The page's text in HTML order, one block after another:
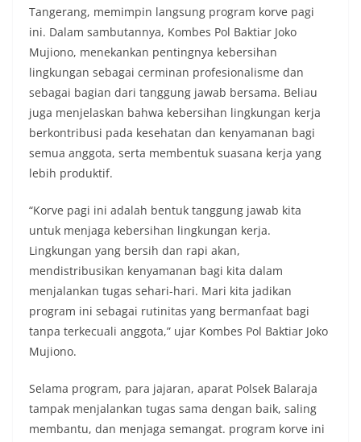
Tangerang, memimpin langsung program korve pagi
ini. Dalam sambutannya, Kombes Pol Baktiar Joko
Mujiono, menekankan pentingnya kebersihan
lingkungan sebagai cerminan profesionalisme dan
sebagai bagian dari tanggung jawab bersama. Beliau
juga menjelaskan bahwa kebersihan lingkungan kerja
berkontribusi pada kesehatan dan kenyamanan bagi
semua anggota, serta membentuk suasana kerja yang
lebih produktif.
“Korve pagi ini adalah bentuk tanggung jawab kita
untuk menjaga kebersihan lingkungan kerja.
Lingkungan yang bersih dan rapi akan,
mendistribusikan kenyamanan bagi kita dalam
menjalankan tugas sehari-hari. Mari kita jadikan
program ini sebagai rutinitas yang bermanfaat bagi
tanpa terkecuali anggota,” ujar Kombes Pol Baktiar Joko
Mujiono.
Selama program, para jajaran, aparat Polsek Balaraja
tampak menjalankan tugas sama dengan baik, saling
membantu, dan menjaga semangat. program korve ini